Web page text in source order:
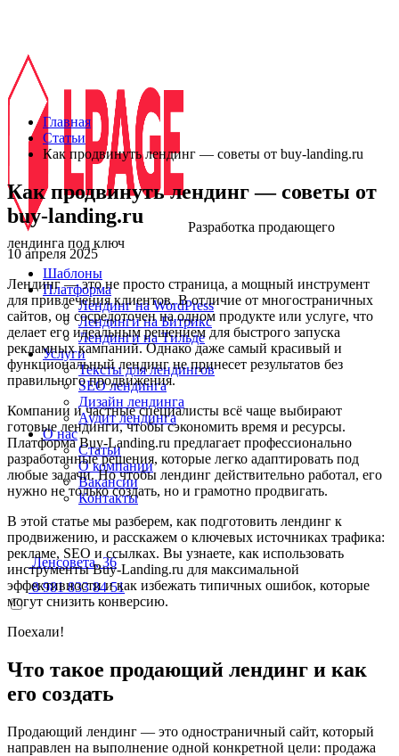
Разработка продающего
лендинга под ключ
Шаблоны
Платформа
Лендинг на WordPress
Лендинги на Битрикс
Лендинги на Тильде
Услуги
Тексты для лендингов
SEO лендинга
Дизайн лендинга
Аудит лендинга
О нас
Статьи
О компании
Вакансии
Контакты
Ленсовета, 36
8 981 833 84 51
Главная
Статьи
Как продвинуть лендинг — советы от buy-landing.ru
Как продвинуть лендинг — советы от
buy-landing.ru
10 апреля 2025
Лендинг — это не просто страница, а мощный инструмент
для привлечения клиентов. В отличие от многостраничных
сайтов, он сосредоточен на одном продукте или услуге, что
делает его идеальным решением для быстрого запуска
рекламных кампаний. Однако даже самый красивый и
функциональный лендинг не принесет результатов без
правильного продвижения.
Компании и частные специалисты всё чаще выбирают
готовые лендинги, чтобы сэкономить время и ресурсы.
Платформа Buy-Landing.ru предлагает профессионально
разработанные решения, которые легко адаптировать под
любые задачи. Но чтобы лендинг действительно работал, его
нужно не только создать, но и грамотно продвигать.
В этой статье мы разберем, как подготовить лендинг к
продвижению, и расскажем о ключевых источниках трафика:
рекламе, SEO и ссылках. Вы узнаете, как использовать
инструменты Buy-Landing.ru для максимальной
эффективности и как избежать типичных ошибок, которые
могут снизить конверсию.
Поехали!
Что такое продающий лендинг и как
его создать
Продающий лендинг — это одностраничный сайт, который
направлен на выполнение одной конкретной цели: продажа